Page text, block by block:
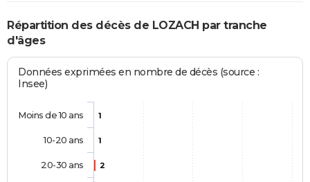
Répartition des décès de LOZACH par tranche
d'âges
Données exprimées en nombre de décès (source :
Insee)
1
1
2
Moins de 10 ans
10-20 ans
20-30 ans